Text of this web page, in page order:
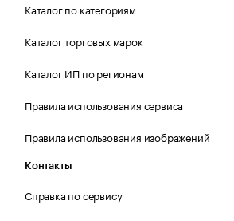
Каталог по категориям
Каталог торговых марок
Каталог ИП по регионам
Правила использования сервиса
Правила использования изображений
Контакты
Справка по сервису